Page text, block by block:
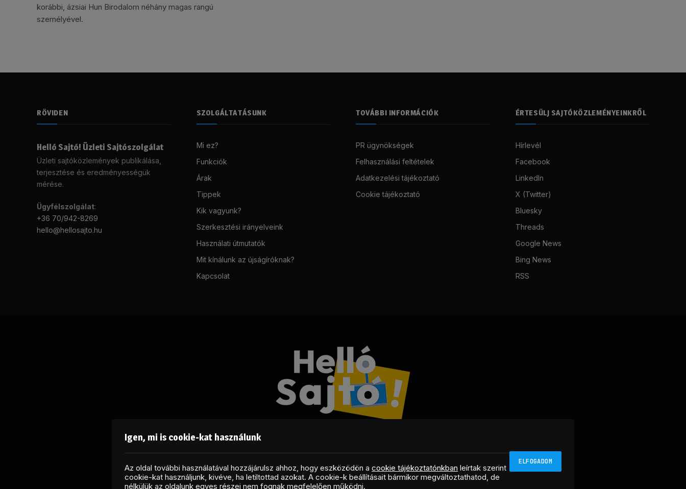
korábbi, ázsiai Hun Birodalom néhány magas rangú
személyével.
RÖVIDEN
Helló Sajtó! Üzleti Sajtószolgálat
Üzleti sajtóközlemények publikálása,
terjesztése és eredményességük
mérése.
Ügyfélszolgálat:
+36 70/942-8269
hello@hellosajto.hu
SZOLGÁLTATÁSUNK
Mi ez?
Funkciók
Árak
Tippek
Kik vagyunk?
Szerkesztési irányelveink
Használati útmutatók
Mit kínálunk az újságíróknak?
Kapcsolat
TOVÁBBI INFORMÁCIÓK
PR ügynökségek
Felhasználási feltételek
Adatkezelési tájékoztató
Cookie tájékoztató
ÉRTESÜLJ SAJTÓKÖZLEMÉNYEINKRŐL
Hírlevél
Facebook
LinkedIn
X (Twitter)
Bluesky
Threads
Google News
Bing News
RSS
FacebookLinkedInX
RSS
Copyright © 2026 Helló Sajtó! Üzleti Sajtószolgálat
Igen, mi is cookie-kat használunk
Az oldal további használatával hozzájárulsz ahhoz, hogy eszközödön acookie tájékoztatónkban leírtak szerint
cookie-kat használjunk, kivéve, ha letiltottad azokat. A cookie-k beállításait bármikor megváltoztathatod, de
nélkülük az oldalunk egyes részei nem fognak megfelelően működni.
ELFOGADOM